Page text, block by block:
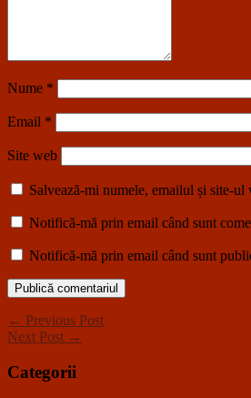
Nume *
Email *
Site web
Salvează-mi numele, emailul și site-
Notifică-mă prin email când sunt
Notifică-mă prin email când sunt
← Previous Post
Next Post →
Categorii